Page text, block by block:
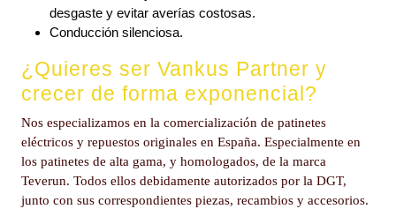
desgaste y evitar averías costosas.
Conducción silenciosa.
¿Quieres ser Vankus Partner y
crecer de forma exponencial?
Nos especializamos en la comercialización de patinetes
eléctricos y repuestos originales en España. Especialmente en
los patinetes de alta gama, y homologados, de la marca
Teverun. Todos ellos debidamente autorizados por la DGT,
junto con sus correspondientes piezas, recambios y accesorios.